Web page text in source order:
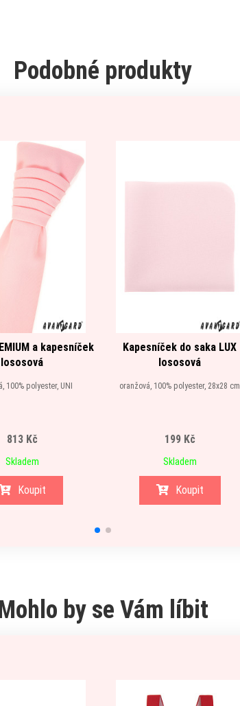
Podobné produkty
a kapesníček
lososová
100% polyester, UNI
813 Kč
Skladem
Koupit
Kapesníček do saka LUX
lososová
oranžová, 100% polyester, 28x28 cm
199 Kč
Skladem
Koupit
by se Vám líbit